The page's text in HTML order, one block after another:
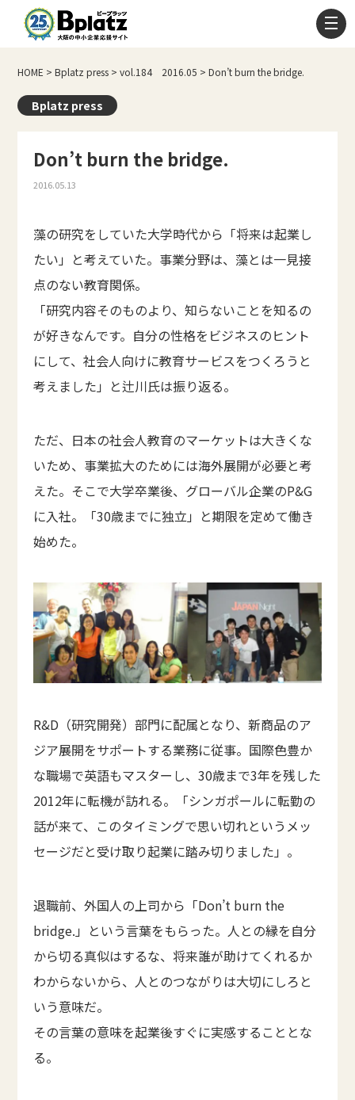
HOME >Bplatz press >vol.184 2016.05 >Don’t burn the bridge.
Bplatz press
Don’t burn the bridge.
2016.05.13
藻の研究をしていた大学時代から「将来は起業し
たい」と考えていた。事業分野は、藻とは一見接
点のない教育関係。
「研究内容そのものより、知らないことを知るの
が好きなんです。自分の性格をビジネスのヒント
にして、社会人向けに教育サービスをつくろうと
考えました」と辻川氏は振り返る。
ただ、日本の社会人教育のマーケットは大きくな
いため、事業拡大のためには海外展開が必要と考
えた。そこで大学卒業後、グローバル企業のP&G
に入社。「30歳までに独立」と期限を定めて働き
始めた。
R&D（研究開発）部門に配属となり、新商品のア
ジア展開をサポートする業務に従事。国際色豊か
な職場で英語もマスターし、30歳まで3年を残した
2012年に転機が訪れる。「シンガポールに転勤の
話が来て、このタイミングで思い切れというメッ
セージだと受け取り起業に踏み切りました」。
退職前、外国人の上司から「Don’t burn the
bridge.」という言葉をもらった。人との縁を自分
から切る真似はするな、将来誰が助けてくれるか
わからないから、人とのつながりは大切にしろと
いう意味だ。
その言葉の意味を起業後すぐに実感することとな
る。